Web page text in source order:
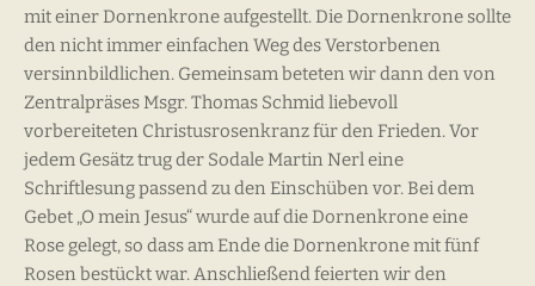
mit einer Dornenkrone aufgestellt. Die Dornenkrone sollte
den nicht immer einfachen Weg des Verstorbenen
versinnbildlichen. Gemeinsam beteten wir dann den von
Zentralpräses Msgr. Thomas Schmid liebevoll
vorbereiteten Christusrosenkranz für den Frieden. Vor
jedem Gesätz trug der Sodale Martin Nerl eine
Schriftlesung passend zu den Einschüben vor. Bei dem
Gebet „O mein Jesus“ wurde auf die Dornenkrone eine
Rose gelegt, so dass am Ende die Dornenkrone mit fünf
Rosen bestückt war. Anschließend feierten wir den